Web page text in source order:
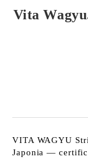
Vita
VITA WAGYU
Japonia —